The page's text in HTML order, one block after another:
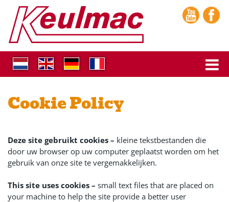
Cookie Policy
Deze site gebruikt cookies – kleine tekstbestanden die
door uw browser op uw computer geplaatst worden om het
gebruik van onze site te vergemakkelijken.
This site uses cookies – small text files that are placed on
your machine to help the site provide a better user